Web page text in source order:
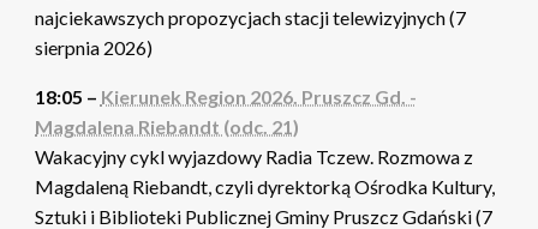
najciekawszych propozycjach stacji telewizyjnych (7
sierpnia 2026)
18:05 – Kierunek Region 2026. Pruszcz Gd. -
Magdalena Riebandt (odc. 21)
Wakacyjny cykl wyjazdowy Radia Tczew. Rozmowa z
Magdaleną Riebandt, czyli dyrektorką Ośrodka Kultury,
Sztuki i Biblioteki Publicznej Gminy Pruszcz Gdański (7